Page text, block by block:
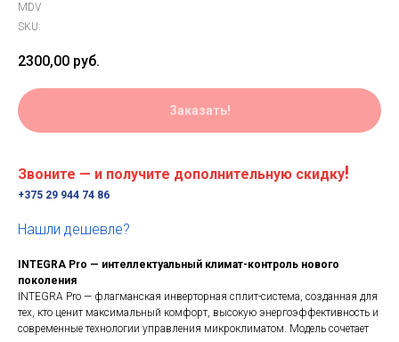
MDV
SKU:
2300,00 руб.
Заказать!
Звоните — и получите дополнительную скидку!
+375 29 944 74 86
Нашли дешевле?
INTEGRA Pro — интеллектуальный климат-контроль нового
поколения
INTEGRA Pro — флагманская инверторная сплит-система, созданная для
тех, кто ценит максимальный комфорт, высокую энергоэффективность и
современные технологии управления микроклиматом. Модель сочетает